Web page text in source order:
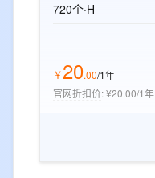
720个·H
￥20.00/1年
官网折扣价:¥20.00/1年